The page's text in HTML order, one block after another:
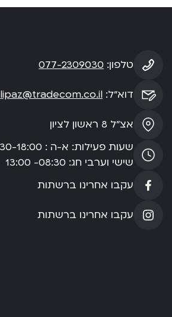
טלפון: 077-2309030
דוא”ל: lipaz@tradecom.co.il
אצ”ל 8 ראשון לציון
שעות פעילות: א-ה : 08:30-18:00
שישי וערבי חג: 08:30- 13:00
עקבו אחרינו ברשתות
עקבו אחרינו ברשתות